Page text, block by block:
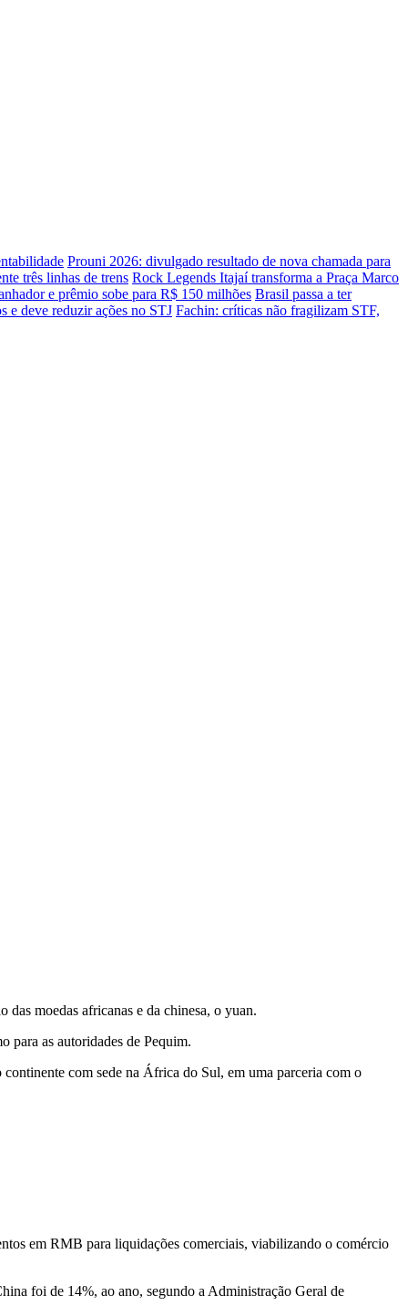
Prouni 2026: divulgado resultado de nova chamada para
três linhas de trens Rock Legends Itajaí transforma a Praça Marco
e prêmio sobe para R$ 150 milhões Brasil passa a ter
e deve reduzir ações no STJ Fachin: críticas não fragilizam STF,
moedas africanas e da chinesa, o yuan.
para as autoridades de Pequim.
com sede na África do Sul, em uma parceria com o
em RMB para liquidações comerciais, viabilizando o comércio
foi de 14%, ao ano, segundo a Administração Geral de